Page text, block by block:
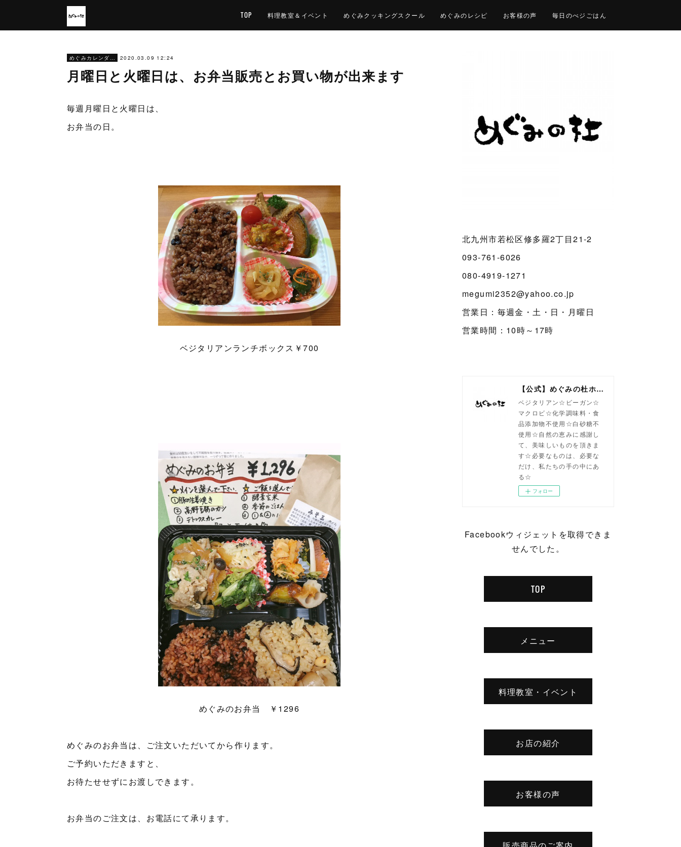
TOP 料理教室＆イベント めぐみクッキングスクール めぐみのレシピ お客様の声 毎日のべジごはん
めぐみカレンダー 2020.03.09 12:24
月曜日と火曜日は、お弁当販売とお買い物が出来ます
毎週月曜日と火曜日は、
お弁当の日。
ベジタリアンランチボックス￥700
めぐみのお弁当 ￥1296
めぐみのお弁当は、ご注文いただいてから作ります。
ご予約いただきますと、
お待たせせずにお渡しできます。
お弁当のご注文は、お電話にて承ります。
北九州市若松区修多羅2丁目21-2
093-761-6026
080-4919-1271
megumi2352@yahoo.co.jp
営業日：毎週金・土・日・月曜日
営業時間：10時～17時
【公式】めぐみの杜ホームページ(旧自然食工房）
ベジタリアン☆ビーガン☆
マクロビ☆化学調味料・食
品添加物不使用☆白砂糖不
使用☆自然の恵みに感謝し
て、美味しいものを頂きま
す☆必要なものは、必要な
だけ、私たちの手の中にあ
る☆
フォロー
Facebookウィジェットを取得できま
せんでした。
TOP
メニュー
料理教室・イベント
お店の紹介
お客様の声